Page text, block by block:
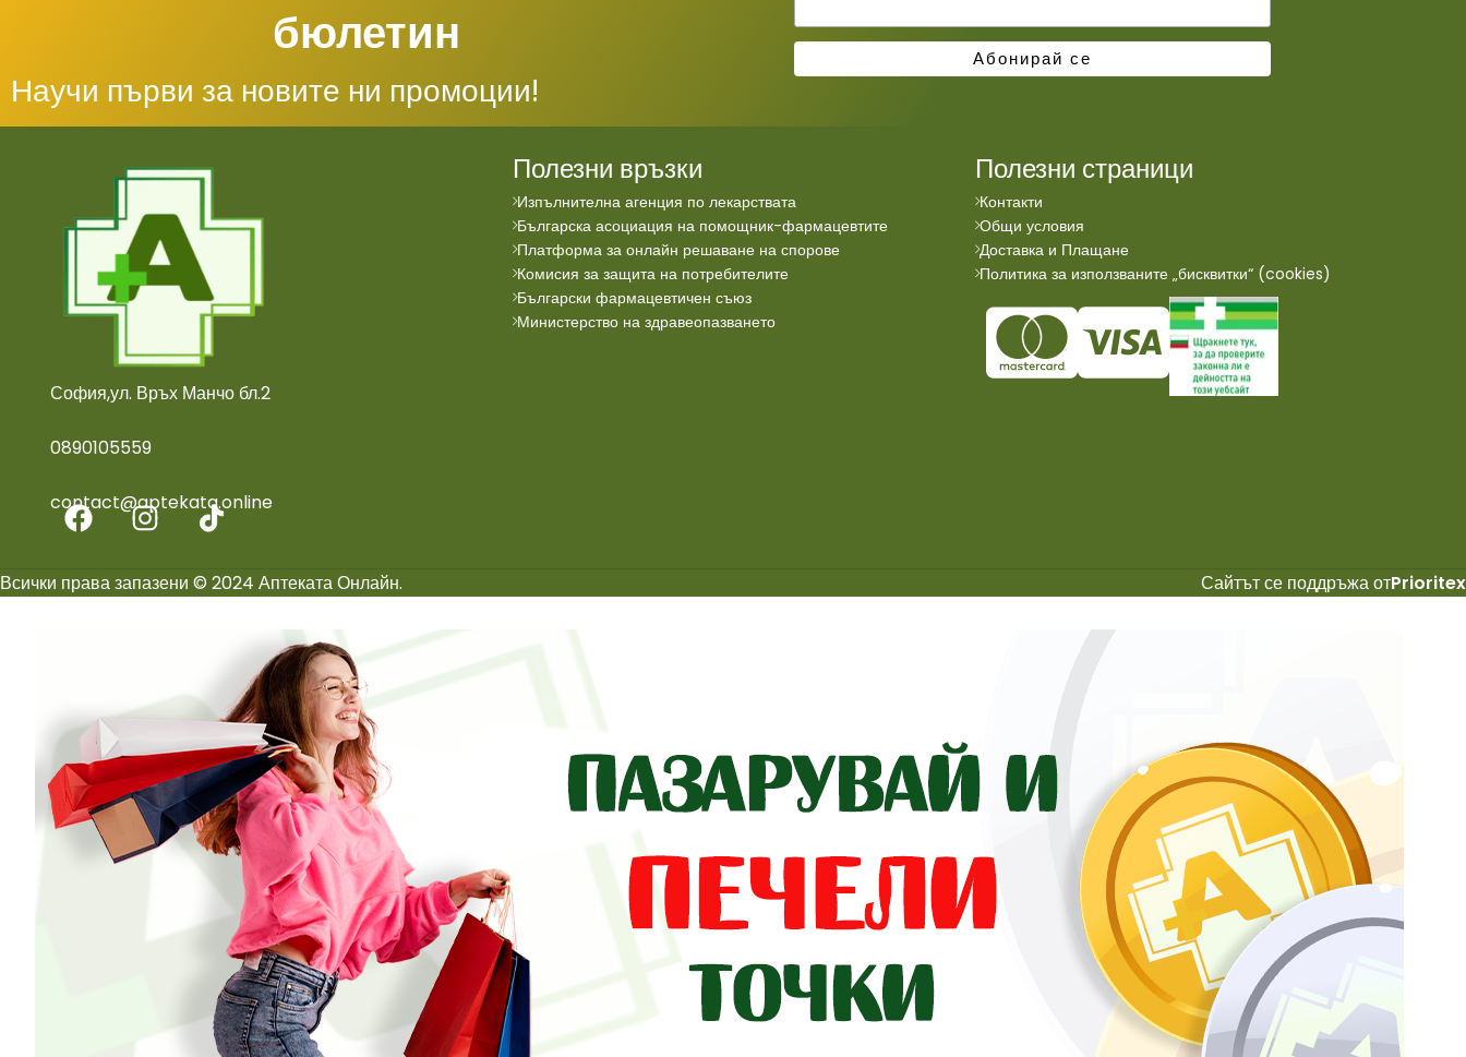
бюлетин
Научи първи за новите ни промоции!
София,ул. Връх Манчо бл.2
0890105559
contact@aptekata.online
Полезни връзки
Изпълнителна агенция по лекарствата
Българска асоциация на помощник-фармацевтите
Платформа за онлайн решаване на спорове
Комисия за защита на потребителите
Български фармацевтичен съюз
Министерство на здравеопазването
Полезни страници
Контакти
Общи условия
Доставка и Плащане
Политика за използваните „бисквитки“ (cookies)
Всички права запазени © 2024 Аптеката Онлайн. Сайтът се поддръжа отPrioritex